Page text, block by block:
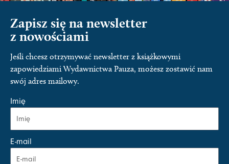
Zapisz się na newsletter
z nowościami
Jeśli chcesz otrzymywać newsletter z książkowymi
zapowiedziami Wydawnictwa Pauza, możesz zostawić nam
swój adres mailowy.
Imię
E-mail